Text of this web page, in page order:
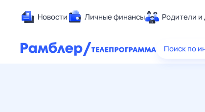
Новости Личные финансы Родители и
Поиск по